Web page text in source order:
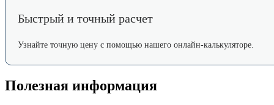
Быстрый и точный расчет
Узнайте точную цену с помощью нашего онлайн-калькуляторе.
Полезная информация